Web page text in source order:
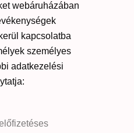
webáruházában
kapcsolatba
személyes
adatkezelési